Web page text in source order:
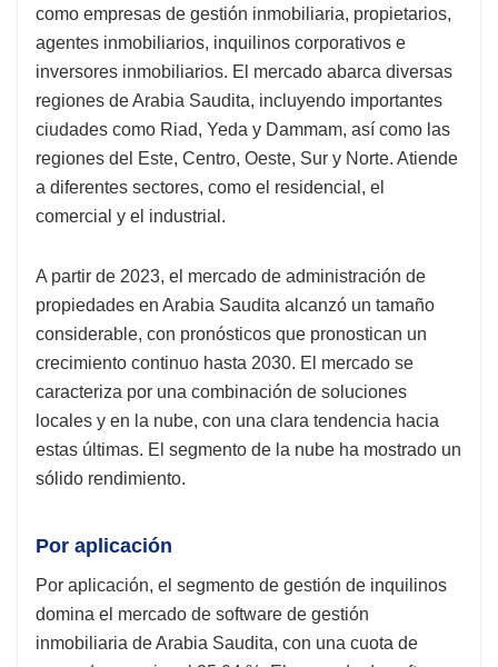
como empresas de gestión inmobiliaria, propietarios,
agentes inmobiliarios, inquilinos corporativos e
inversores inmobiliarios. El mercado abarca diversas
regiones de Arabia Saudita, incluyendo importantes
ciudades como Riad, Yeda y Dammam, así como las
regiones del Este, Centro, Oeste, Sur y Norte. Atiende
a diferentes sectores, como el residencial, el
comercial y el industrial.
A partir de 2023, el mercado de administración de
propiedades en Arabia Saudita alcanzó un tamaño
considerable, con pronósticos que pronostican un
crecimiento continuo hasta 2030. El mercado se
caracteriza por una combinación de soluciones
locales y en la nube, con una clara tendencia hacia
estas últimas. El segmento de la nube ha mostrado un
sólido rendimiento.
Por aplicación
Por aplicación, el segmento de gestión de inquilinos
domina el mercado de software de gestión
inmobiliaria de Arabia Saudita, con una cuota de